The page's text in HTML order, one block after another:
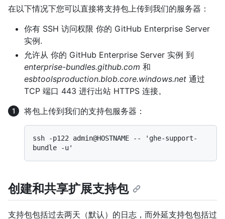
在以下情况下您可以直接将支持包上传到我们的服务器：
你有 SSH 访问权限 你的 GitHub Enterprise Server
实例.
允许从 你的 GitHub Enterprise Server 实例 到
enterprise-bundles.github.com 和
esbtoolsproduction.blob.core.windows.net 通过
TCP 端口 443 进行出站 HTTPS 连接。
将包上传到我们的支持包服务器：
ssh -p122 admin@HOSTNAME -- 'ghe-support-
创建和共享扩展支持包
支持包包括过去两天（默认）的日志，而外延支持包包括过